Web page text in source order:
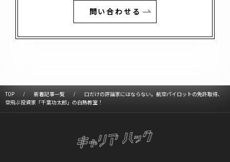
問い合わせる
TOP 新着記事一覧
口だけの評論家にはならない。航空パイロットの免許取得、
空飛ぶ投資家「千葉功太郎」の白熱教室！